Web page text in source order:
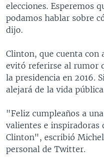
elecciones. Esperemos
podamos hablar sobre
dijo.
Clinton, que cuenta con
evitó referirse al rumor
la presidencia en 2016.
alejará de la vida
"Feliz cumpleaños a
valientes e inspiradoras
Clinton", escribió
personal de Twitter.